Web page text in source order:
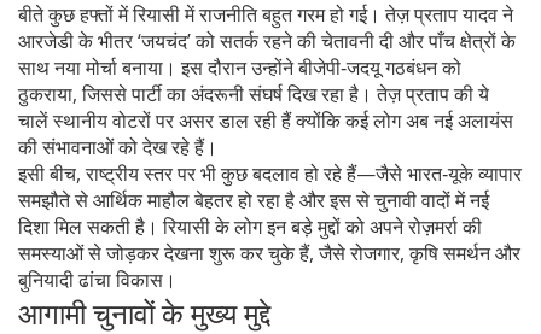
बीते कुछ हफ्तों में रियासी में राजनीति बहुत गरम हो गई। तेज़ प्रताप यादव ने
आरजेडी के भीतर ‘जयचंद’ को सतर्क रहने की चेतावनी दी और पाँच क्षेत्रों के
साथ नया मोर्चा बनाया। इस दौरान उन्होंने बीजेपी‑जदयू गठबंधन को
ठुकराया, जिससे पार्टी का अंदरूनी संघर्ष दिख रहा है। तेज़ प्रताप की ये
चालें स्थानीय वोटरों पर असर डाल रही हैं क्योंकि कई लोग अब नई अलायंस
की संभावनाओं को देख रहे हैं।
इसी बीच, राष्ट्रीय स्तर पर भी कुछ बदलाव हो रहे हैं—जैसे भारत‑यूके व्यापार
समझौते से आर्थिक माहौल बेहतर हो रहा है और इस से चुनावी वादों में नई
दिशा मिल सकती है। रियासी के लोग इन बड़े मुद्दों को अपने रोज़मर्रा की
समस्याओं से जोड़कर देखना शुरू कर चुके हैं, जैसे रोजगार, कृषि समर्थन और
बुनियादी ढांचा विकास।
आगामी चुनावों के मुख्य मुद्दे